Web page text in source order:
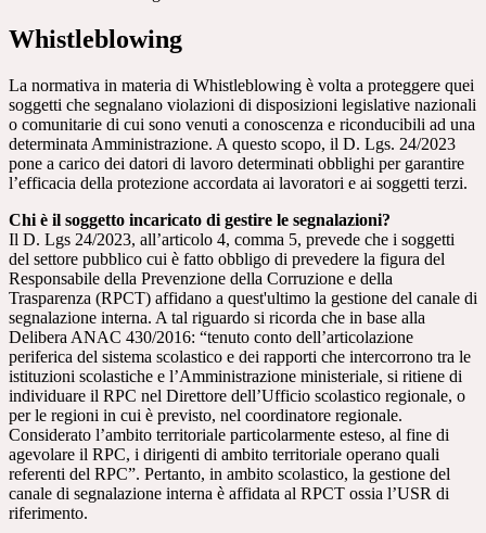
Whistleblowing
La normativa in materia di Whistleblowing è volta a proteggere quei
soggetti che segnalano violazioni di disposizioni legislative nazionali
o comunitarie di cui sono venuti a conoscenza e riconducibili ad una
determinata Amministrazione. A questo scopo, il D. Lgs. 24/2023
pone a carico dei datori di lavoro determinati obblighi per garantire
l’efficacia della protezione accordata ai lavoratori e ai soggetti terzi.
Chi è il soggetto incaricato di gestire le segnalazioni?
Il D. Lgs 24/2023, all’articolo 4, comma 5, prevede che i soggetti
del settore pubblico cui è fatto obbligo di prevedere la figura del
Responsabile della Prevenzione della Corruzione e della
Trasparenza (RPCT) affidano a quest'ultimo la gestione del canale di
segnalazione interna. A tal riguardo si ricorda che in base alla
Delibera ANAC 430/2016: “tenuto conto dell’articolazione
periferica del sistema scolastico e dei rapporti che intercorrono tra le
istituzioni scolastiche e l’Amministrazione ministeriale, si ritiene di
individuare il RPC nel Direttore dell’Ufficio scolastico regionale, o
per le regioni in cui è previsto, nel coordinatore regionale.
Considerato l’ambito territoriale particolarmente esteso, al fine di
agevolare il RPC, i dirigenti di ambito territoriale operano quali
referenti del RPC”. Pertanto, in ambito scolastico, la gestione del
canale di segnalazione interna è affidata al RPCT ossia l’USR di
riferimento.